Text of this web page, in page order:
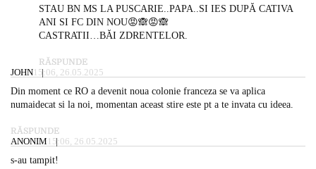
STAU BN MS LA PUSCARIE..PAPA..SI IES DUPĂ CATIVA
ANI SI FC DIN NOU😡🙈😡🙈
CASTRATII…BĂI ZDRENTELOR.
RĂSPUNDE
JOHN15:06, 26.05.2025
Din moment ce RO a devenit noua colonie franceza se va aplica
numaidecat si la noi, momentan aceast stire este pt a te invata cu ideea.
RĂSPUNDE
ANONIM 15:06, 26.05.2025
s-au tampit!